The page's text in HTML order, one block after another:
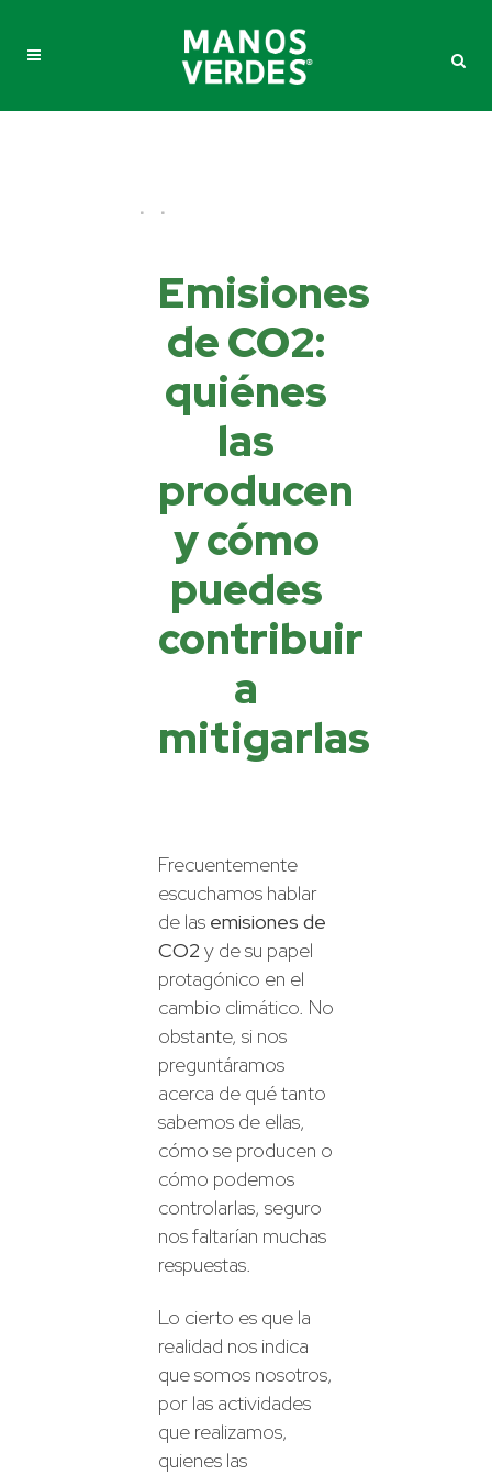
Emisiones
de CO2:
quiénes
las
producen
y cómo
puedes
contribuir
a
mitigarlas
Frecuentemente
escuchamos hablar
de las emisiones de
CO2 y de su papel
protagónico en el
cambio climático. No
obstante, si nos
preguntáramos
acerca de qué tanto
sabemos de ellas,
cómo se producen o
cómo podemos
controlarlas, seguro
nos faltarían muchas
respuestas.
Lo cierto es que la
realidad nos indica
que somos nosotros,
por las actividades
que realizamos,
quienes las